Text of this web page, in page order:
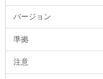
バージョン
準拠
注意